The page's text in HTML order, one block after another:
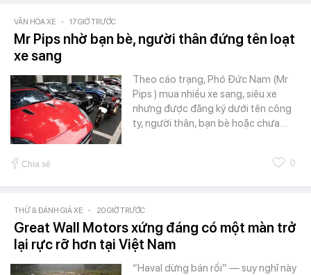
VĂN HÓA XE - 17 GIỜ TRƯỚC
Mr Pips nhờ bạn bè, người thân đứng tên loạt
xe sang
Theo cáo trạng, Phó Đức Nam (Mr
Pips ) mua nhiều xe sang, siêu xe
nhưng được đăng ký dưới tên công
ty, người thân, bạn bè hoặc chưa…
Chia sẻ 0
THỬ & ĐÁNH GIÁ XE - 20 GIỜ TRƯỚC
Great Wall Motors xứng đáng có một màn trở
lại rực rỡ hơn tại Việt Nam
“Haval dừng bán rồi” — suy nghĩ này